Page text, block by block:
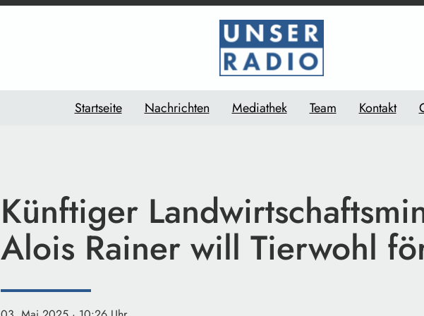
Startseite Nachrichten Mediathek Team Kontakt
Künftiger
Alois Rainer will Tierwohl